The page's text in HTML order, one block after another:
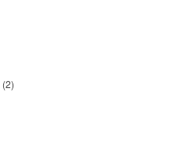
(2)